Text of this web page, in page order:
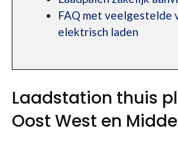
FAQ met veelgestelde
elektrisch laden
Laadstation thuis
Oost West en